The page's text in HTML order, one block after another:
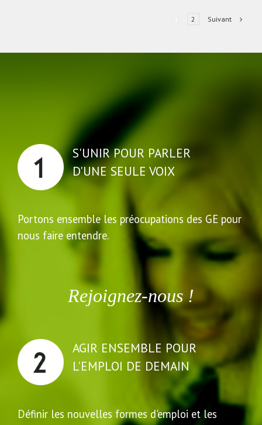
2 Suivant
S'UNIR POUR PARLER
D'UNE SEULE VOIX
Portons ensemble les préocupations des GE pour
nous faire entendre.
Rejoignez-nous !
AGIR ENSEMBLE POUR
L'EMPLOI DE DEMAIN
Définir les nouvelles formes d'emploi et les